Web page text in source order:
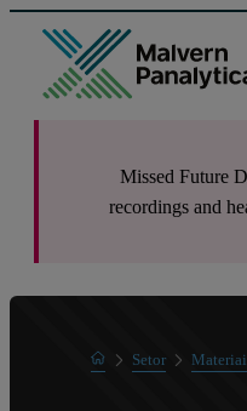
Missed Future
recordings and
HomeSetor